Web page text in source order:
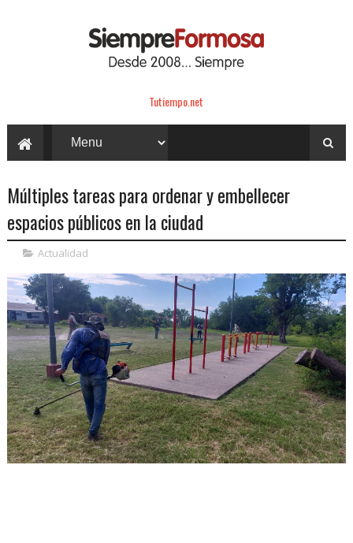
Tutiempo.net
Múltiples tareas para ordenar y embellecer
espacios públicos en la ciudad
Actualidad